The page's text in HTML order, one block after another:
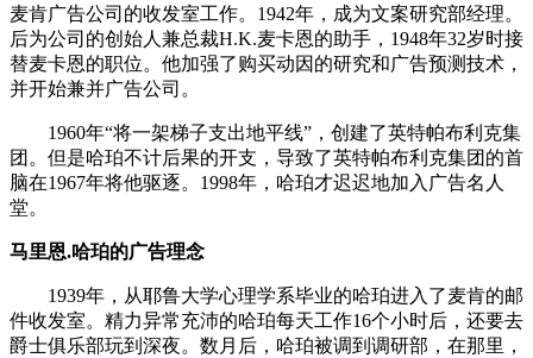
麦肯广告公司的收发室工作。1942年，成为文案研究部经理。
后为公司的创始人兼总裁H.K.麦卡恩的助手，1948年32岁时接
替麦卡恩的职位。他加强了购买动因的研究和广告预测技术，
并开始兼并广告公司。
1960年“将一架梯子支出地平线”，创建了英特帕布利克集
团。但是哈珀不计后果的开支，导致了英特帕布利克集团的首
脑在1967年将他驱逐。1998年，哈珀才迟迟地加入广告名人
堂。
马里恩.哈珀的广告理念
1939年，从耶鲁大学心理学系毕业的哈珀进入了麦肯的邮
件收发室。精力异常充沛的哈珀每天工作16个小时后，还要去
爵士俱乐部玩到深夜。数月后，哈珀被调到调研部，在那里，